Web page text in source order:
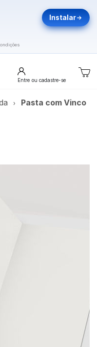
Instalar
Entre ou cadastre-se
Pasta com Vinco